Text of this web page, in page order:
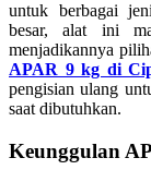
untuk berbagai
besar, alat ini
menjadikannya
APAR 9 kg di
pengisian ulang
saat dibutuhkan.
Keunggulan